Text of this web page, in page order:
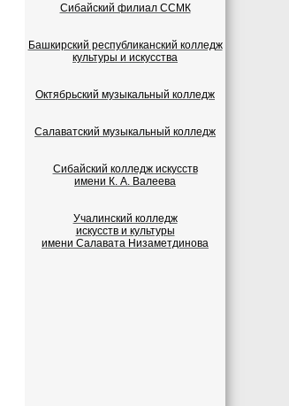
Сибайский филиал ССМК
Башкирский республиканский колледж
культуры и искусства
Октябрьский музыкальный колледж
Салаватский музыкальный колледж
Сибайский колледж искусств
имени К. А. Валеева
Учалинский колледж
искусств и культуры
имени Салавата Низаметдинова